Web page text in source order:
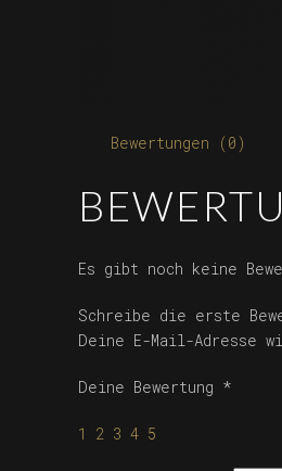
Bewertungen (0)
Es gibt noch keine
Schreibe die erste
Deine E-Mail-
Deine Bewertung *
1 2 3 4 5